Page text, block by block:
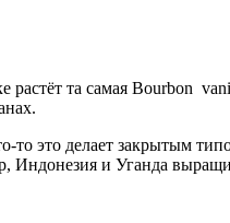
та самая Bourbon
то это делает закрытым
Индонезия и Уганда